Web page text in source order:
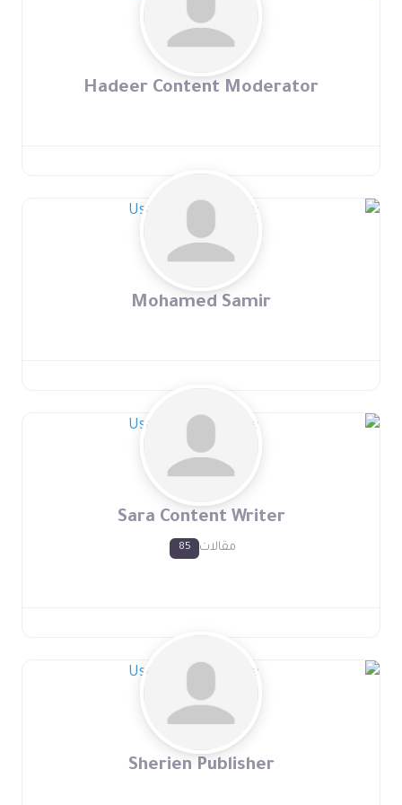
Hadeer Content Moderator
Mohamed Samir
Sara Content Writer
مقالات 85
Sherien Publisher